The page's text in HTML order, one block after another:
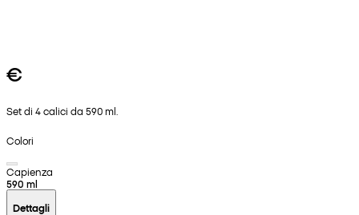
€
Set di 4 calici da 590 ml.
Colori
Capienza
590 ml
Dettagli